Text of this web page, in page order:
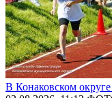
В Конаковском